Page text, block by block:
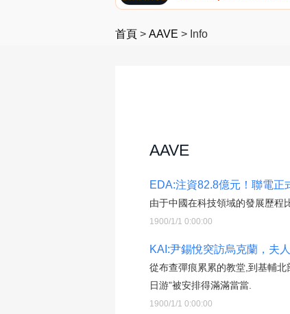
首頁 > AAVE > Info
AAVE
EDA:注資82.8億元！聯電
由于中國在科技領域的發展歷程
1900/1/1 0:00:00
KAI:尹錫悅突訪烏克蘭，夫
從布查彈痕累累的教堂,到基輔
日游”被安排得滿滿當當.
1900/1/1 0:00:00